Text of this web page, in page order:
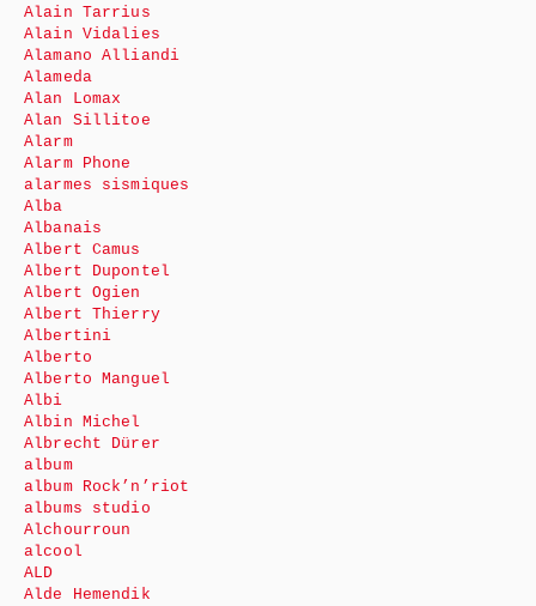
Alain Tarrius
Alain Vidalies
Alamano Alliandi
Alameda
Alan Lomax
Alan Sillitoe
Alarm
Alarm Phone
alarmes sismiques
Alba
Albanais
Albert Camus
Albert Dupontel
Albert Ogien
Albert Thierry
Albertini
Alberto
Alberto Manguel
Albi
Albin Michel
Albrecht Dürer
album
album Rock’n’riot
albums studio
Alchourroun
alcool
ALD
Alde Hemendik